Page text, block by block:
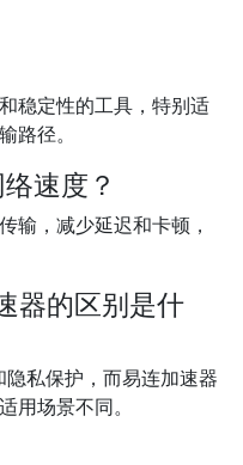
稳定性的工具，特别适
路径。
速度？
输，减少延迟和卡顿，
器的区别是什
私保护，而易连加速器
用场景不同。